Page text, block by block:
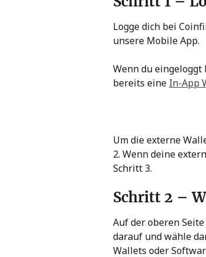
Logge dich bei
unsere Mobile App.
Wenn du eingeloggt
bereits eine In-App
Um die externe
2. Wenn deine
Schritt 3.
Schritt 2 –
Auf der oberen
darauf und wähle
Wallets oder